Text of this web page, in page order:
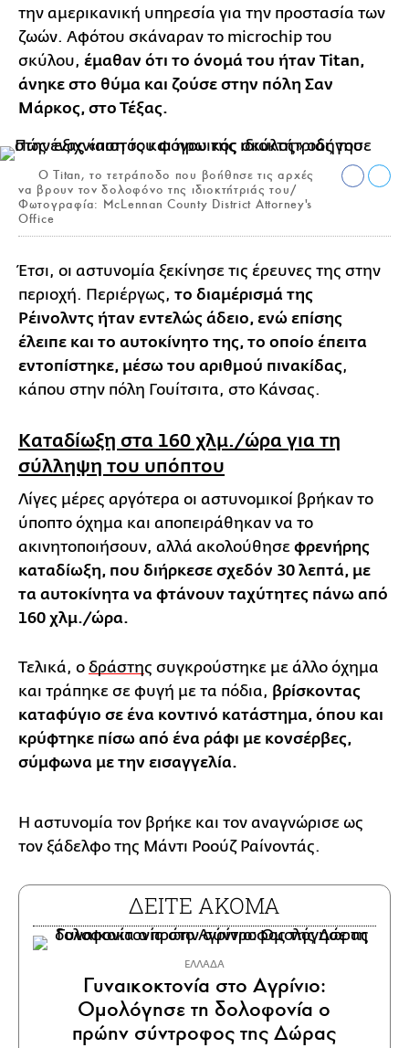
την αμερικανική υπηρεσία για την προστασία των
ζωών. Αφότου σκάναραν το microchip του
σκύλου, έμαθαν ότι το όνομά του ήταν Titan,
άνηκε στο θύμα και ζούσε στην πόλη Σαν
Μάρκος, στο Τέξας.
Ο Titan, το τετράποδο που βοήθησε τις αρχές
να βρουν τον δολοφόνο της ιδιοκτήτριάς του/
Φωτογραφία: McLennan County District Attorney's
Office
Έτσι, οι αστυνομία ξεκίνησε τις έρευνες της στην
περιοχή. Περιέργως, το διαμέρισμά της
Ρέινολντς ήταν εντελώς άδειο, ενώ επίσης
έλειπε και το αυτοκίνητο της, το οποίο έπειτα
εντοπίστηκε, μέσω του αριθμού πινακίδας,
κάπου στην πόλη Γουίτσιτα, στο Κάνσας.
Καταδίωξη στα 160 χλμ./ώρα για τη
σύλληψη του υπόπτου
Λίγες μέρες αργότερα οι αστυνομικοί βρήκαν το
ύποπτο όχημα και αποπειράθηκαν να το
ακινητοποιήσουν, αλλά ακολούθησε φρενήρης
καταδίωξη, που διήρκεσε σχεδόν 30 λεπτά, με
τα αυτοκίνητα να φτάνουν ταχύτητες πάνω από
160 χλμ./ώρα.
Τελικά, ο δράστης συγκρούστηκε με άλλο όχημα
και τράπηκε σε φυγή με τα πόδια, βρίσκοντας
καταφύγιο σε ένα κοντινό κατάστημα, όπου και
κρύφτηκε πίσω από ένα ράφι με κονσέρβες,
σύμφωνα με την εισαγγελία.
Η αστυνομία τον βρήκε και τον αναγνώρισε ως
τον ξάδελφο της Μάντι Ροούζ Ραίνοντάς.
ΔΕΙΤΕ ΑΚΟΜΑ
ΕΛΛΑΔΑ
Γυναικοκτονία στο Αγρίνιο:
Ομολόγησε τη δολοφονία ο
πρώην σύντροφος της Δώρας